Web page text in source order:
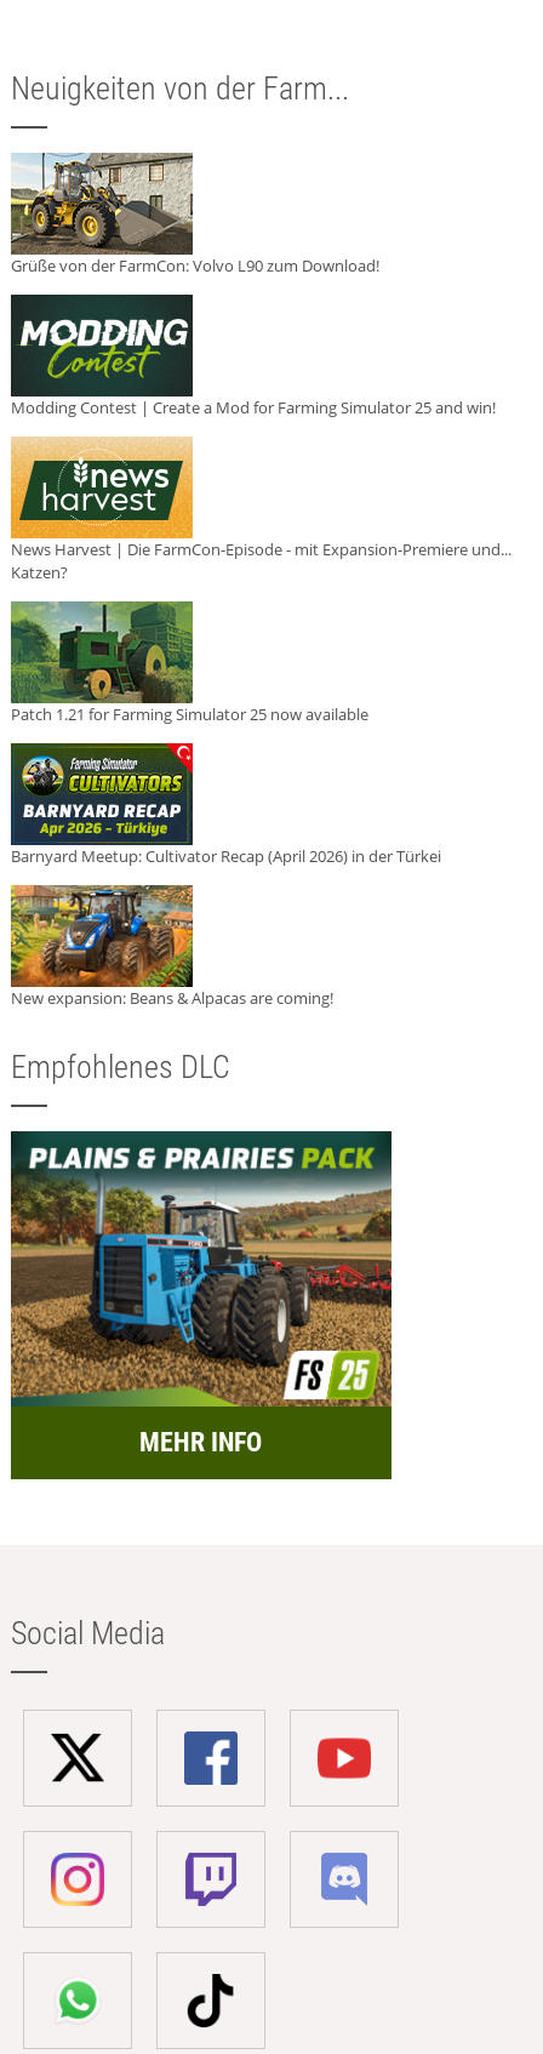
Neuigkeiten von der Farm...
Grüße von der FarmCon: Volvo L90 zum Download!
Modding Contest | Create a Mod for Farming Simulator 25 and win!
News Harvest | Die FarmCon-Episode - mit Expansion-Premiere und...
Katzen?
Patch 1.21 for Farming Simulator 25 now available
Barnyard Meetup: Cultivator Recap (April 2026) in der Türkei
New expansion: Beans & Alpacas are coming!
Empfohlenes DLC
MEHR INFO
Social Media